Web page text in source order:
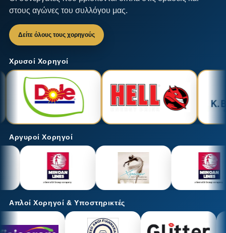
στους αγώνες του συλλόγου μας.
Δείτε όλους τους χορηγούς
Χρυσοί Χορηγοί
Αργυροί Χορηγοί
Απλοί Χορηγοί & Υποστηρικτές